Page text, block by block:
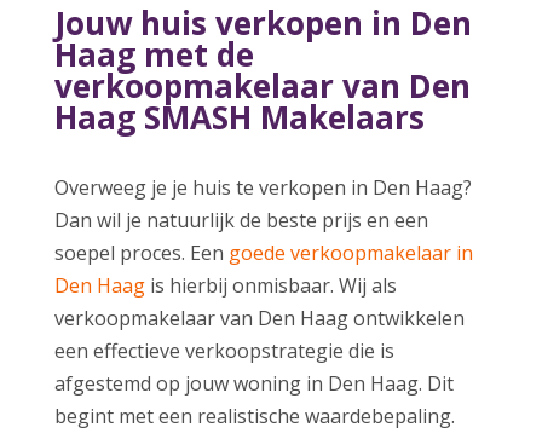
Jouw huis verkopen in Den
Haag met de
verkoopmakelaar van Den
Haag SMASH Makelaars
Overweeg je je huis te verkopen in Den Haag?
Dan wil je natuurlijk de beste prijs en een
soepel proces. Een goede verkoopmakelaar in
Den Haagis hierbij onmisbaar. Wij als
verkoopmakelaar van Den Haag ontwikkelen
een effectieve verkoopstrategie die is
afgestemd op jouw woning in Den Haag. Dit
begint met een realistische waardebepaling.